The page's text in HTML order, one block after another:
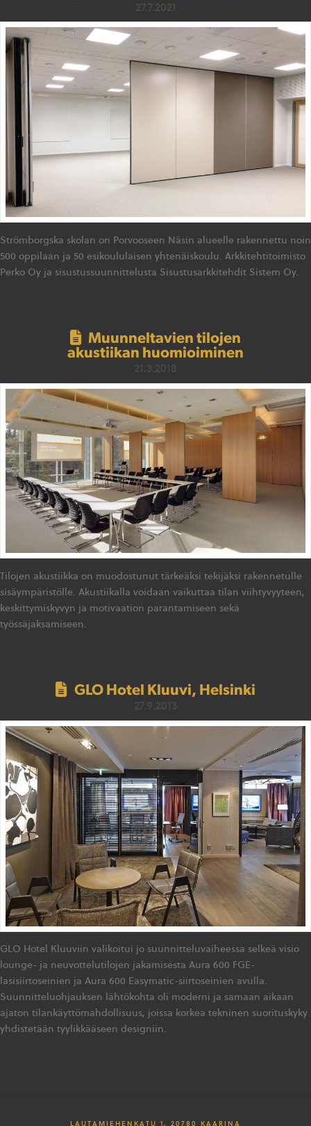
Strömborgska skolan on Porvooseen Näsin alueelle rakennettu noin
500 oppilaan ja 50 esikoululaisen yhtenäiskoulu. Arkkitehtitoimisto
Perko Oy ja sisustussuunnittelusta Sisustusarkkitehdit Sistem Oy.
Muunneltavien tilojen
akustiikan huomioiminen
Tilojen akustiikka on muodostunut tärkeäksi tekijäksi rakennetulle
sisäympäristölle. Akustiikalla voidaan vaikuttaa tilan viihtyvyyteen,
keskittymiskyvyn ja motivaation parantamiseen sekä
työssäjaksamiseen.
GLO Hotel Kluuvi, Helsinki
GLO Hotel Kluuviin valikoitui jo suunnitteluvaiheessa selkeä visio
lounge- ja neuvottelutilojen jakamisesta Aura 600 FGE-
lasisiirtoseinien ja Aura 600 Easymatic-siirtoseinien avulla.
Suunnitteluohjauksen lähtökohta oli moderni ja samaan aikaan
ajaton tilankäyttömahdollisuus, joissa korkea tekninen suorituskyky
yhdistetään tyylikkääseen designiin.
LAUTAMIEHENKATU 1, 20780 KAARINA